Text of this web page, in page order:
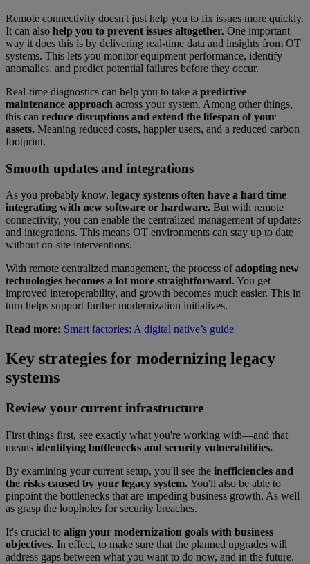
Remote connectivity doesn't just help you to fix issues more quickly.
It can also help you to prevent issues altogether. One important
way it does this is by delivering real-time data and insights from OT
systems. This lets you monitor equipment performance, identify
anomalies, and predict potential failures before they occur.
Real-time diagnostics can help you to take a predictive
maintenance approach across your system. Among other things,
this can reduce disruptions and extend the lifespan of your
assets. Meaning reduced costs, happier users, and a reduced carbon
footprint.
Smooth updates and integrations
As you probably know, legacy systems often have a hard time
integrating with new software or hardware. But with remote
connectivity, you can enable the centralized management of updates
and integrations. This means OT environments can stay up to date
without on-site interventions.
With remote centralized management, the process ofadopting new
technologies becomes a lot more straightforward. You get
improved interoperability, and growth becomes much easier. This in
turn helps support further modernization initiatives.
Read more: Smart factories: A digital native’s guide
Key strategies for modernizing legacy
systems
Review your current infrastructure
First things first, see exactly what you're working with—and that
means identifying bottlenecks and security vulnerabilities.
By examining your current setup, you'll see the inefficiencies and
the risks caused by your legacy system. You'll also be able to
pinpoint the bottlenecks that are impeding business growth. As well
as grasp the loopholes for security breaches.
It's crucial to align your modernization goals with business
objectives. In effect, to make sure that the planned upgrades will
address gaps between what you want to do now, and in the future.